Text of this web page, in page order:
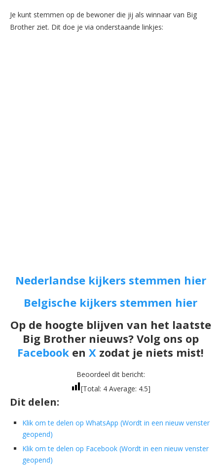
Je kunt stemmen op de bewoner die jij als winnaar van Big
Brother ziet. Dit doe je via onderstaande linkjes:
Nederlandse kijkers stemmen hier
Belgische kijkers stemmen hier
Op de hoogte blijven van het laatste
Big Brother nieuws? Volg ons op
Facebook en X zodat je niets mist!
Beoordeel dit bericht:
[Total: 4Average: 4.5]
Dit delen:
Klik om te delen op WhatsApp (Wordt in een nieuw venster
geopend)
Klik om te delen op Facebook (Wordt in een nieuw venster
geopend)